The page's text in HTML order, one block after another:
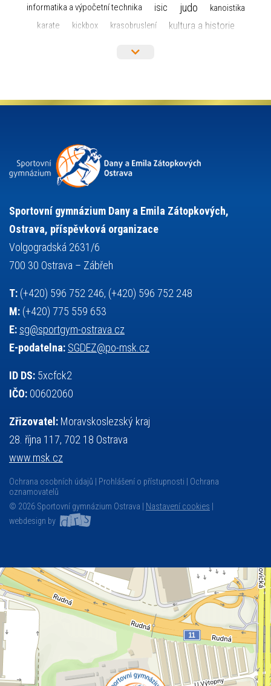
informatika a výpočetní technika isic judo
kanoistika
karate
kickbox krasobruslení
kultura a historie
olympiáda dětí a mládeže organizace plavání
snowboarding
sportovní gymnastika sportovní lezení
stolní tenis střelba
teorie sportovní přípravy
tělesná výchova
událost
volejbal
vybavení vysvědčení vzpírání
výuka všesportovní výcvikový kurz
základy společenských věd
Sportovní gymnázium Dany a Emila Zátopkových,
Ostrava, příspěvková organizace
Volgogradská 2631/6
700 30 Ostrava – Zábřeh
T: (+420) 596 752 246, (+420) 596 752 248
M: (+420) 775 559 653
E: sg@sportgym-ostrava.cz
E-podatelna: SGDEZ@po-msk.cz
ID DS: 5xcfck2
IČO: 00602060
Zřizovatel: Moravskoslezský kraj
28. října 117, 702 18 Ostrava
www.msk.cz
Ochrana osobních údajů Prohlášení o přístupnosti
Ochrana
oznamovatelů
© 2026 Sportovní gymnázium Ostrava |
Nastavení cookies
webdesign by